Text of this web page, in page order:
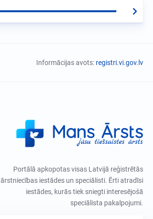
Informācijas avots: registri.vi.gov.lv
Portālā apkopotas visas Latvijā reģistrētās
ārstniecības iestādes un speciālisti. Ērti atradīsi
iestādes, kurās tiek sniegti interesējošā
speciālista pakalpojumi.